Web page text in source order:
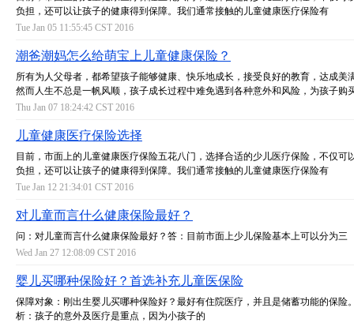
负担，还可以让孩子的健康得到保障。我们通常接触的儿童健康医疗保险有
Tue Jan 05 11:55:45 CST 2016
潮爸潮妈怎么给萌宝上儿童健康保险？
所有为人父母者，都希望孩子能够健康、快乐地成长，接受良好的教育，达成美
然而人生不总是一帆风顺，孩子成长过程中难免遇到各种意外和风险，为孩子购
Thu Jan 07 18:24:42 CST 2016
儿童健康医疗保险选择
目前，市面上的儿童健康医疗保险五花八门，选择合适的少儿医疗保险，不仅可
负担，还可以让孩子的健康得到保障。我们通常接触的儿童健康医疗保险有
Tue Jan 12 21:34:01 CST 2016
对儿童而言什么健康保险最好？
问：对儿童而言什么健康保险最好？答：目前市面上少儿保险基本上可以分为三
Wed Jan 27 12:08:09 CST 2016
婴儿买哪种保险好？首选补充儿童医保险
保障对象：刚出生婴儿买哪种保险好？最好有住院医疗，并且是储蓄功能的保险
析：孩子的意外及医疗是重点，因为小孩子的